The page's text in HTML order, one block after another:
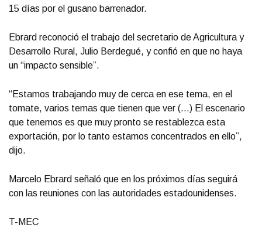
15 días por el gusano barrenador.
Ebrard reconoció el trabajo del secretario de Agricultura y
Desarrollo Rural, Julio Berdegué, y confió en que no haya
un “impacto sensible”.
“Estamos trabajando muy de cerca en ese tema, en el
tomate, varios temas que tienen que ver (...) El escenario
que tenemos es que muy pronto se restablezca esta
exportación, por lo tanto estamos concentrados en ello”,
dijo.
Marcelo Ebrard señaló que en los próximos días seguirá
con las reuniones con las autoridades estadounidenses.
T-MEC